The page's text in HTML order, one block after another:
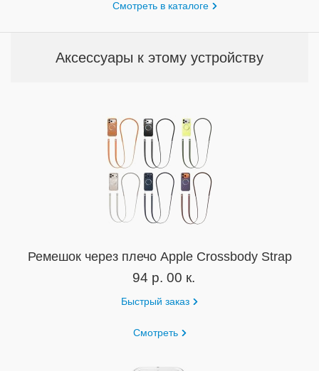
Смотреть в каталоге
Аксессуары к этому устройству
Ремешок через плечо Apple Crossbody Strap
94 р. 00 к.
Быстрый заказ
Смотреть